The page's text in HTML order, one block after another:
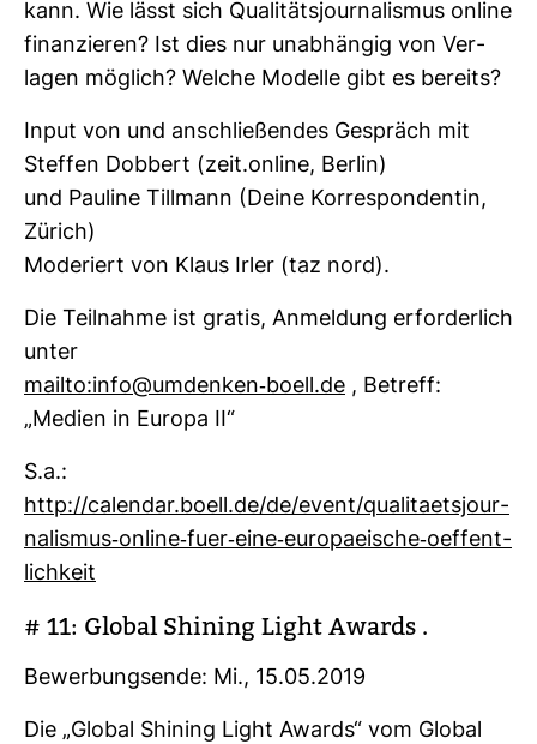
kann. Wie lässt sich Qua­li­täts­jour­na­lismus online
finan­zieren? Ist dies nur unab­hängig von Ver­
lagen mög­lich? Welche Modelle gibt es bereits?
Input von und anschlie­ßendes Gespräch mit
Steffen Dob­bert (zeit.online, Berlin)
und Pau­line Till­mann (Deine Kor­re­spon­dentin,
Zürich)
Mode­riert von Klaus Irler (taz nord).
Die Teil­nahme ist gratis, Anmel­dung erfor­der­lich
unter
mailto:info@umdenken-​boell.de , Betreff:
„Medien in Europa II“
S.a.:
http://calendar.boell.de/de/event/qua­li­taets­jour­
na­lismus-​online-​fuer-​eine-​euro­pa­ei­sche-​oef­fent­
lich­keit
# 11: Global Shi­ning Light Awards .
Bewer­bungs­ende: Mi., 15.05.2019
Die „Global Shi­ning Light Awards“ vom Global